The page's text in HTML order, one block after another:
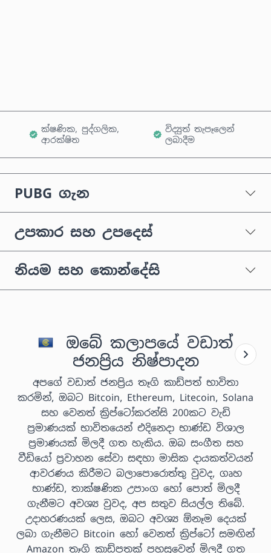
ක්ෂණික, පුද්ගලික,
ආරක්ෂිත
විද්‍යුත් තැපෑලෙන්
ලබාදීම
PUBG ගැන
උපකාර සහ උපදෙස්
නියම සහ කොන්දේසි
ඔබේ කලාපයේ වඩාත්
ජනප්‍රිය නිෂ්පාදන
අපගේ වඩාත් ජනප්‍රිය තෑගි කාඩ්පත් භාවිතා
කරමින්, ඔබට Bitcoin, Ethereum, Litecoin, Solana
සහ වෙනත් ක්‍රිප්ටෝකරන්සි 200කට වැඩි
ප්‍රමාණයක් භාවිතයෙන් එදිනෙදා භාණ්ඩ විශාල
ප්‍රමාණයක් මිලදී ගත හැකිය. ඔබ සංගීත සහ
වීඩියෝ ප්‍රවාහන සේවා සඳහා මාසික දායකත්වයන්
ආවරණය කිරීමට බලාපොරොත්තු වුවද, ගෘහ
භාණ්ඩ, තාක්ෂණික උපාංග හෝ පොත් මිලදී
ගැනීමට අවශ්‍ය වුවද, අප සතුව සියල්ල තිබේ.
උදාහරණයක් ලෙස, ඔබට අවශ්‍ය ඕනෑම දෙයක්
ලබා ගැනීමට Bitcoin හෝ වෙනත් ක්‍රිප්ටෝ සමඟින්
Amazon තෑගි කාඩ්පතක් පහසුවෙන් මිලදී ගත